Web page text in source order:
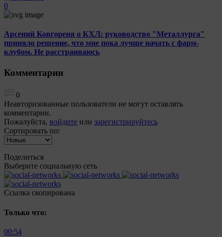
0
Арсений Ковгореня о КХЛ: руководство "Металлурга"
приняло решение, что мне пока лучше начать с фарм-
клубом. Не расстраиваюсь
Комментарии
0
Неавторизованные пользователи не могут оставлять
комментарии.
Пожалуйста, войдите или зарегистрируйтесь
Сортировать по:
Поделиться
Выберите социальную сеть
Ccылка скопирована
Только что:
00:54